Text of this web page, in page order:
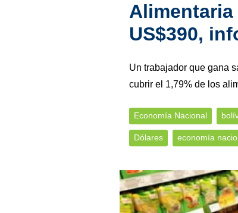
US$390,
Un trabajador que gana
cubrir el 1,79% de los
Economía Nacional
Dólares economía